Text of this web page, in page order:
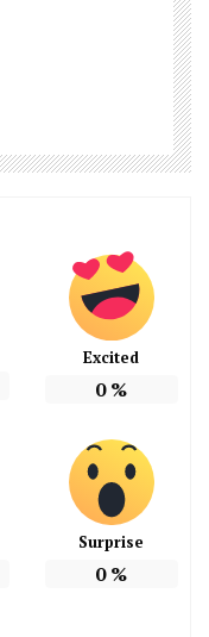
Excited
0%
Surprise
0%